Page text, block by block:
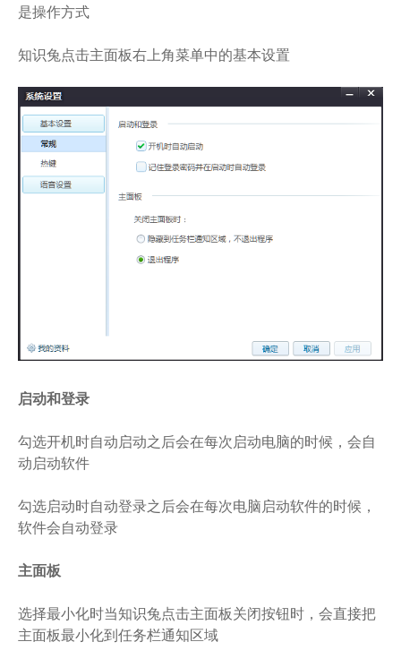
是操作方式
知识兔点击主面板右上角菜单中的基本设置
启动和登录
勾选开机时自动启动之后会在每次启动电脑的时候，会自
动启动软件
勾选启动时自动登录之后会在每次电脑启动软件的时候，
软件会自动登录
主面板
选择最小化时当知识兔点击主面板关闭按钮时，会直接把
主面板最小化到任务栏通知区域